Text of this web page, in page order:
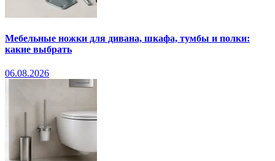
Мебельные ножки для дивана, шкафа, тумбы и полки:
какие выбрать
06.08.2026